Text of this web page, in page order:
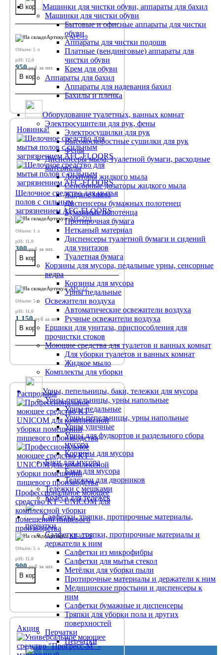
Машинки для чистки обуви, аппараты для бахил
Машинки для чистки обуви
Бытовые и офисные аппараты для чистки
обуви
Аппараты для чистки подошв
Платные (вендинговые) аппараты для
чистки обуви
Крем для обуви
Аппараты для бахил
Аппараты для надевания бахил
Бахилы и пленка
Оборудование туалетных, ванных комнат
Электросушители для рук, фены
Электросушилки для рук
Высокоскоростные сушилки для рук
Фены
Диспенсеры мыла, туалетной бумаги, расходные
материалы
Дозаторы жидкого мыла
Сенсорные дозаторы жидкого мыла
Жидкое мыло
Диспенсеры бумажных полотенец
Бумажные полотенца
Протирочная бумага
Нетканый материал
Диспенсеры туалетной бумаги и сидений
для унитазов
Туалетная бумага
Корзины для мусора, педальные урны, сенсорные
ведра
Корзины для мусора
Урны педальные
Освежители воздуха
Автоматические освежители воздуха
Ручные освежители воздуха
Ершики для унитаза, приспособления для
прочистки стоков
Моющие средства для туалетов и ванных комнат
Для уборки туалетов и ванных комнат
Жидкое мыло
Комплекты для уборки
Урны, пепельницы, баки, тележки для мусора
Урны-пепельницы, урны напольные
Урны педальные
Урны-пепельницы, урны напольные
Урны уличные
Урны для фудкортов и раздельного сбора
мусора
Корзины для мусора
Баки для мусора
Баки для мусора
Тележки для дворников
Тележки с мешками
Колёса для тележек
Салфетки, тряпки, протирочные материалы,
перчатки
Салфетки, тряпки, протирочные материалы и
держатели к ним
Салфетки из микрофибры
Салфетки для мытья стекол
Метёлки для уборки пыли
Протирочные материалы и держатели к ним
Медицинские простыни и диспенсеры к
ним
Салфетки бумажные и диспенсеры
Тряпки для уборки пола и других
поверхностей
Перчатки
Перчатки
Артикул:AFC-19
Объем: 5 л
pH: 12,0
950руб за шт.
Новинка!
Щелочное средство для мытья
полов с сильным
загрязнением AFC-FLOORS
Артикул:AFC-22/1
Объем: 1 л
pH: 11,0
300руб за шт.
Артикул:AFC-22
Объем: 5 л
pH: 11,0
1 150руб за шт.
Распродажа
Профессиональное моющее
средство KT - UNICOM для
комплексной уборки
помещений пищевого
производства
Артикул:KT-503/5
Объём: 5 л
рН: 11,0
900руб за шт.
Акция